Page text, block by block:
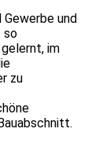
und
so
im
zu